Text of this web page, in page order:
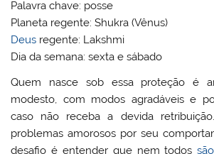
Palavra chave: posse
Planeta regente: Shukra (Vênus)
Deus regente: Lakshmi
Dia da semana: sexta e sábado
Quem nasce sob essa proteção é
modesto, com modos agradáveis e
caso não receba a devida
problemas amorosos por seu
desafio é entender que nem todossão